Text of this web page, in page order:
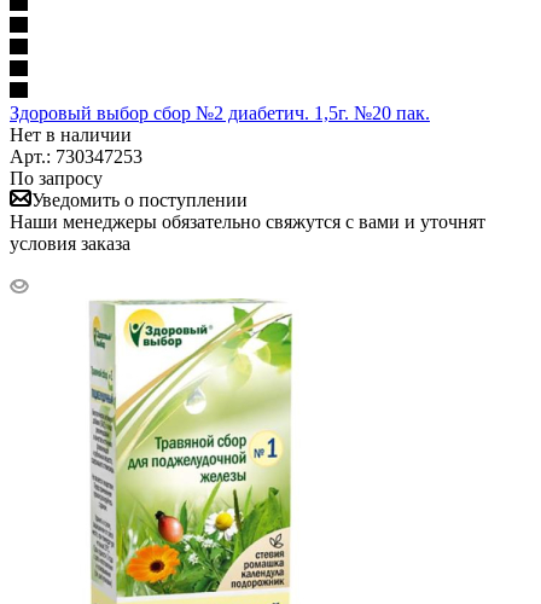
Здоровый выбор сбор №2 диабетич. 1,5г. №20 пак.
Нет в наличии
Арт.: 730347253
По запросу
Уведомить о поступлении
Наши менеджеры обязательно свяжутся с вами и уточнят
условия заказа